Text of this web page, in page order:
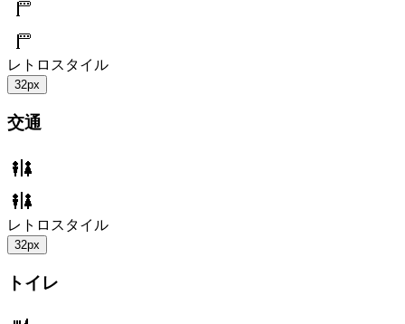
レトロスタイル
32px
交通
レトロスタイル
32px
トイレ